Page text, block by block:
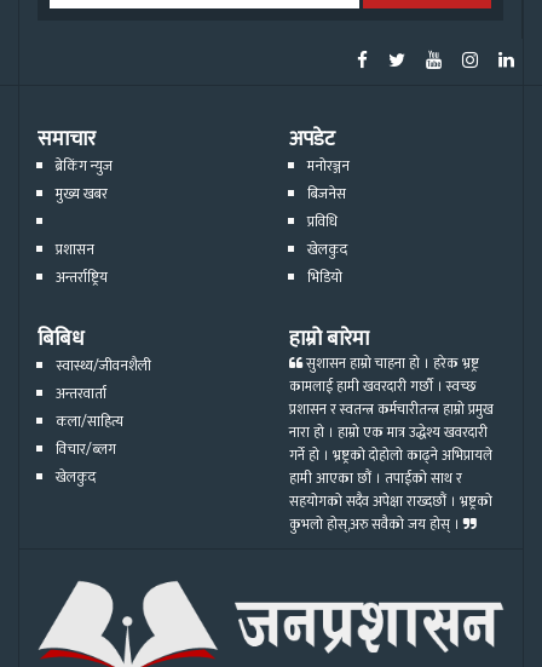
समाचार
ब्रेकिंग न्युज
मुख्य खबर
प्रशासन
अन्तर्राष्ट्रिय
अपडेट
मनोरञ्जन
बिजनेस
प्रविधि
खेलकुद
भिडियो
बिबिध
स्वास्थ्य/जीवनशैली
अन्तरवार्ता
कला/साहित्य
विचार/ब्लग
खेलकुद
हाम्रो बारेमा
सुशासन हाम्रो चाहना हो । हरेक भ्रष्ट्र
कामलाई हामी खवरदारी गर्छौ । स्वच्छ
प्रशासन र स्वतन्त्र कर्मचारीतन्त्र हाम्रो प्रमुख
नारा हो । हाम्रो एक मात्र उद्धेश्य खवरदारी
गर्ने हो । भ्रष्ट्रको दोहोलो काढ्ने अभिप्रायले
हामी आएका छौं । तपाईको साथ र
सहयोगको सदैव अपेक्षा राख्दछौं । भ्रष्ट्रको
कुभलो होस्,अरु सवैको जय होस् ।